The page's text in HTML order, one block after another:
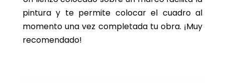
pintura y te permite colocar el cuadro al
momento una vez completada tu obra. ¡Muy
recomendado!